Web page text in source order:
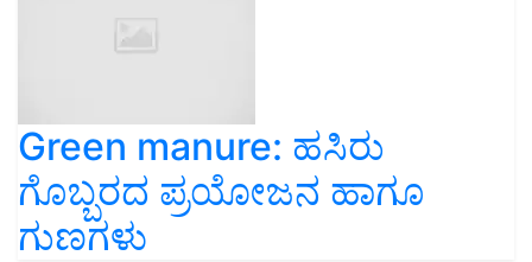
Green manure: ಹಸಿರು
ಗೊಬ್ಬರದ ಪ್ರಯೋಜನ ಹಾಗೂ
ಗುಣಗಳು